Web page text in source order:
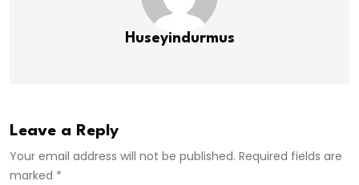
Huseyindurmus
Leave a Reply
Your email address will not be published. Required fields are
marked *